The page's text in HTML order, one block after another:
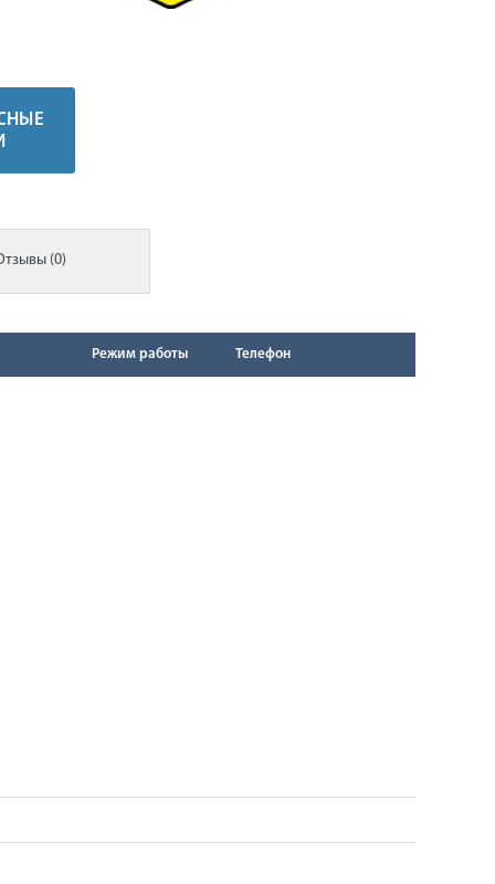
(0)
Режим работы Телефон